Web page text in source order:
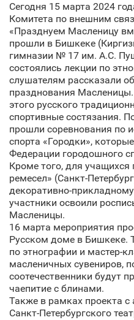
Сегодня 15 марта 2024
Комитета по внешним
«Празднуем Масленицу
прошли в Бишкеке
гимназии № 17 им. А.С.
состоялись лекции по
слушателям рассказали
празднования
этого русского
спортивные состязания.
прошли соревнования по
спорта «Городки»,
Федерации городошного
Кроме того, для учащихся
ремесел»
декоративно-
участники освоили
Масленицы.
16 марта мероприятия
Русском доме в Бишкеке.
по этнографии и мастер-
масленичных сувениров,
соотечественники будут
чаепитие с блинами.
Также в рамках проекта
Санкт‑Петербургского